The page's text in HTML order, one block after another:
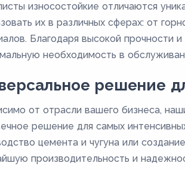
износостойкие отличаются
их в различных сферах: от
Благодаря высокой прочности
необходимость в
решение
от отрасли вашего бизнеса,
решение для самых
цемента и чугуна или
производительность и